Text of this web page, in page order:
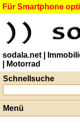
Für Smartphone
sodala.net |
| Motorrad
Schnellsuche
Menü